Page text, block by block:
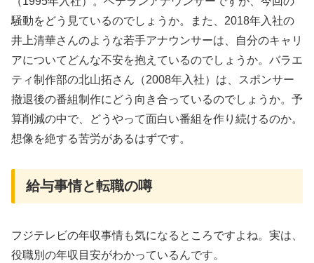
騒動をどう見ているのでしょうか。また、2018年入社の
井上清華さんのような若手アナウンサーは、自分のキャリ
アについてどんな不安を抱えているのでしょうか。バラエ
ティ制作部の北山拓さん（2008年入社）は、スポンサー
撤退後の番組制作にどう向き合っているのでしょうか。予
算削減の中で、どうやって面白い番組を作り続けるのか。
想像を絶する苦労があるはずです。
給与事情と転職の噂
フジテレビの年収事情も気になるところですよね。実は、
役職別の年収目安がわかっているんです。